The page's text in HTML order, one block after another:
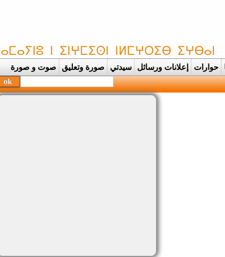
حوارات إعلانات ورسائل سيدتي صورة وتعليق صوت و صورة